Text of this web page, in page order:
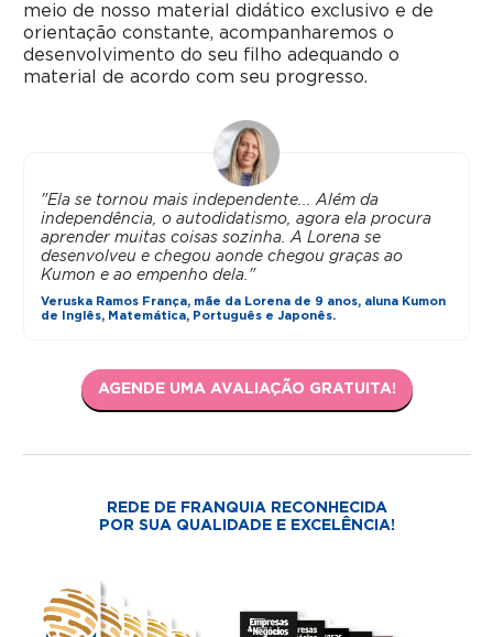
meio de nosso material didático exclusivo e de
orientação constante, acompanharemos o
desenvolvimento do seu filho adequando o
material de acordo com seu progresso.
"Ela se tornou mais independente... Além da
independência, o autodidatismo, agora ela procura
aprender muitas coisas sozinha. A Lorena se
desenvolveu e chegou aonde chegou graças ao
Kumon e ao empenho dela."
Veruska Ramos França, mãe da Lorena de 9 anos, aluna Kumon
de Inglês, Matemática, Português e Japonês.
AGENDE UMA AVALIAÇÃO GRATUITA!
REDE DE FRANQUIA RECONHECIDA
POR SUA QUALIDADE E EXCELÊNCIA!